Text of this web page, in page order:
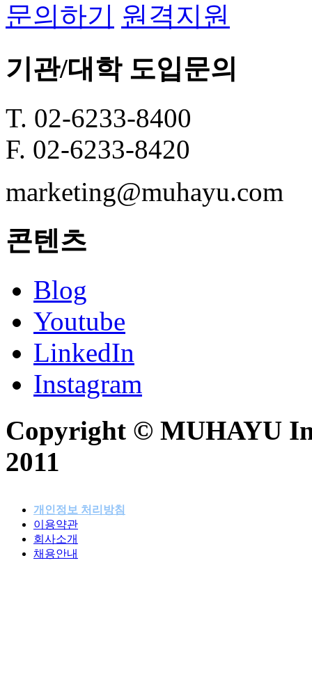
문의하기 원격지원
기관/대학 도입문의
T. 02-6233-8400
F. 02-6233-8420
marketing@muhayu.com
콘텐츠
Blog
Youtube
LinkedIn
Instagram
Copyright © MUHAYU
2011
개인정보 처리방침
이용약관
회사소개
채용안내